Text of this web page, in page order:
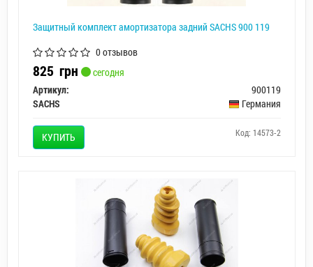
Защитный комплект амортизатора задний SACHS 900 119
0 отзывов
825 грн
сегодня
Артикул:
900119
SACHS
Германия
КУПИТЬ Код: 14573-2